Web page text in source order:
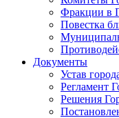
Фракции в
Повестка
Документы
Устав
Регламент
Решения